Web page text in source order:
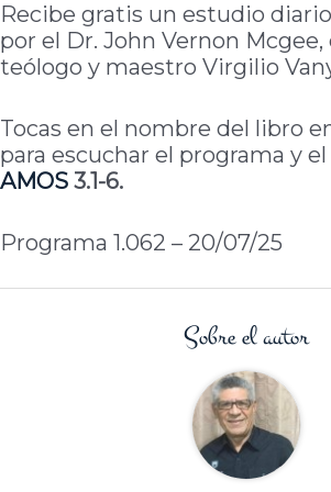
Recibe gratis un estudio
por el Dr. John Vernon Mcgee,
teólogo y maestro Virgilio
Tocas en el nombre del libro
para escuchar el programa y
AMOS 3.1-6.
Programa 1.062 – 20/07/25
Sobre el autor